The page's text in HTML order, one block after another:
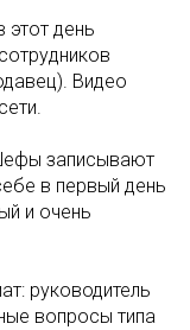
день
Видео
записывают
в первый день
и очень
руководитель
вопросы типа